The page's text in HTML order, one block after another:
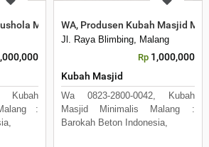
Malang Barokah Beton in
Kubah
:
WA, Produsen Kubah Masjid
Jl. Raya Blimbing, Malang
Rp 1,000,000
Kubah Masjid
Wa 0823-2800-0042, Kubah
Masjid Minimalis Malang :
Barokah Beton Indonesia,